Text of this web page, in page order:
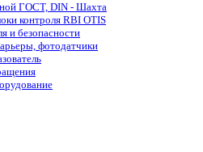
ГОСТ, DIN - Шахта
контроля RBI OTIS
и безопасности
фотодатчики